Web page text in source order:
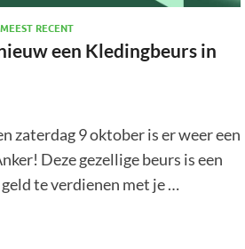
MEEST RECENT
een Kledingbeurs in
zaterdag 9 oktober is er weer een
Deze gezellige beurs is een
te verdienen met je …